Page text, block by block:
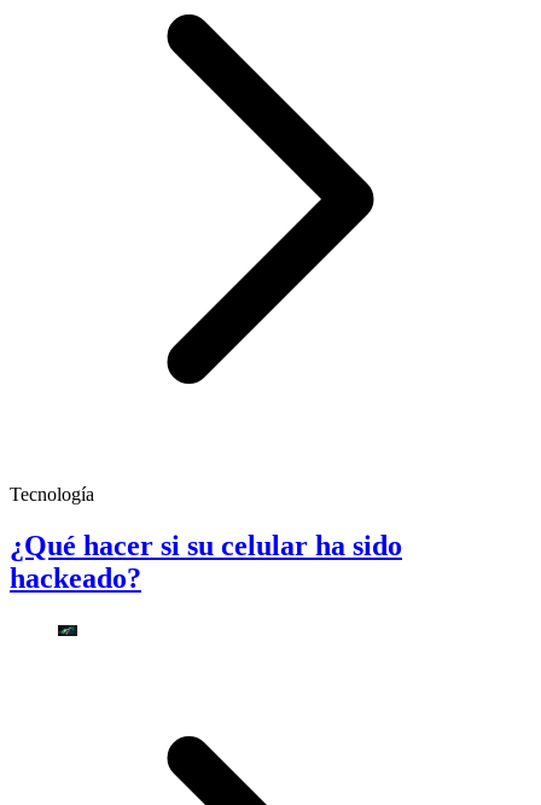
Tecnología
¿Qué hacer si su celular ha sido
hackeado?